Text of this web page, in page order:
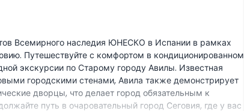
Всемирного наследия ЮНЕСКО в Испании в рамках
Путешествуйте с комфортом в кондиционированном
экскурсии по Старому городу Авилы. Известная
городскими стенами, Авила также демонстрирует
дворцы, что делает город обязательным к
путь в очаровательный город Сеговия, где у вас